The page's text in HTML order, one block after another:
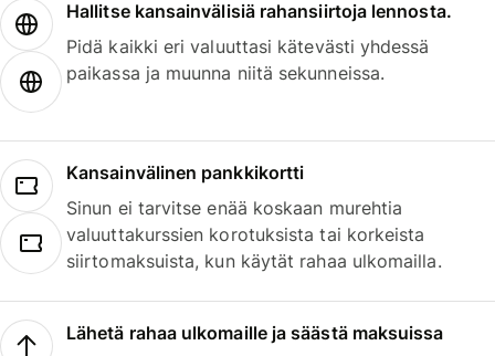
Hallitse kansainvälisiä rahansiirtoja lennosta.
Pidä kaikki eri valuuttasi kätevästi yhdessä
paikassa ja muunna niitä sekunneissa.
Kansainvälinen pankkikortti
Sinun ei tarvitse enää koskaan murehtia
valuuttakurssien korotuksista tai korkeista
siirtomaksuista, kun käytät rahaa ulkomailla.
Lähetä rahaa ulkomaille ja säästä maksuissa